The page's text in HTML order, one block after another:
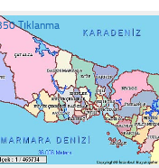
Tıklanma